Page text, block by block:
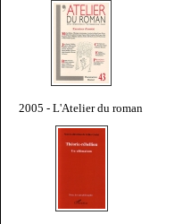
2005 - L'Atelier du roman